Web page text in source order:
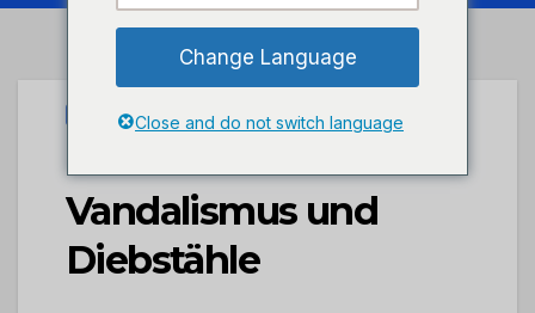
UNCATEGORIZED
POL-PDTR:
Vandalismus und
Diebstähle
Change Language
Close and do not switch language